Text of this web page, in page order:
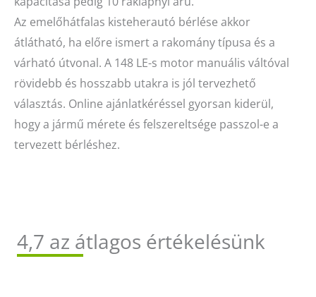
Az emelőhátfalas kisteherautó bérlése akkor
átlátható, ha előre ismert a rakomány típusa és a
várható útvonal. A 148 LE-s motor manuális váltóval
rövidebb és hosszabb utakra is jól tervezhető
választás. Online ajánlatkéréssel gyorsan kiderül,
hogy a jármű mérete és felszereltsége passzol-e a
tervezett bérléshez.
4,7 az átlagos értékelésünk